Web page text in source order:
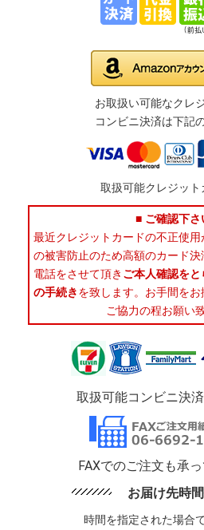
お取扱い可能なクレ
コンビニ決済は下記
取扱可能クレジッ
■ ご確認下さ
最近クレジットカードの不正使
の被害防止のため高額のカード
電話をさせて頂き ご本人確認を
の手続きを致します。お手間を
ご協力の程お願い
取扱可能コンビニ決済
FAXでのご注文も承っ
お届け先時
時間を指定された場合